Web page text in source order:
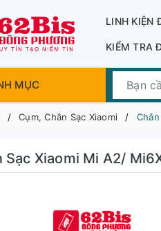
LINH KIỆN
KIỂM TRA
MỤC
Cụm, Chân Sạc Xiaomi
Sạc Xiaomi Mi A2/